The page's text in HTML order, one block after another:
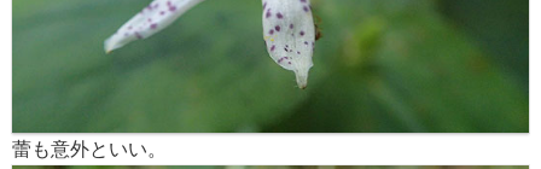
蕾も意外といい。